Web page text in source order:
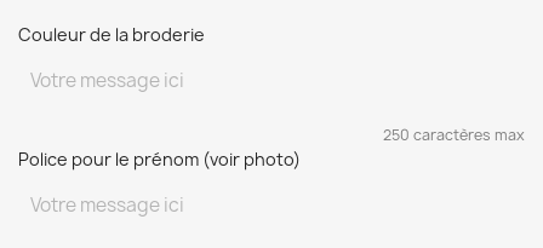
Couleur de la broderie
250 caractères max
Police pour le prénom (voir photo)